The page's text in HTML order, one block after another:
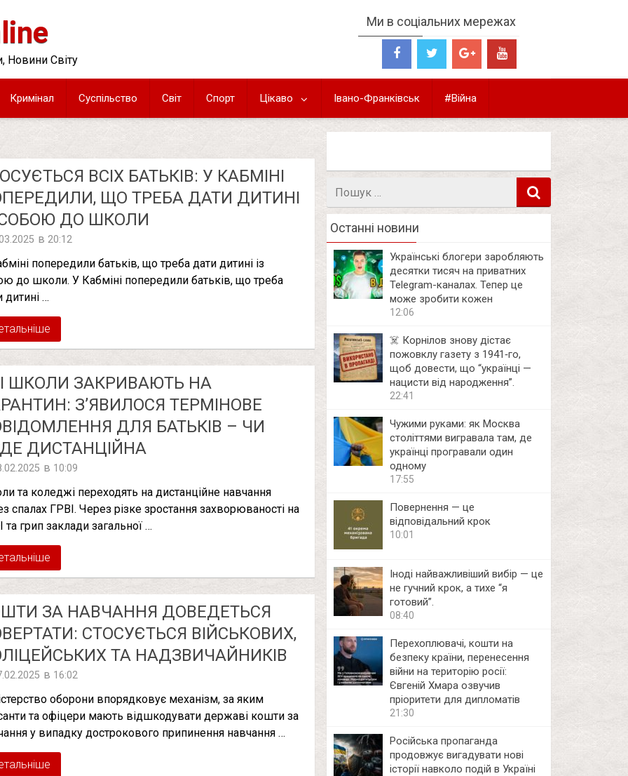
Новини Світу
Ми в соціальних мережах
Кримінал Суспільство Світ Спорт Цікаво Івано-Франківськ #Війна
ВСІХ БАТЬКІВ: У КАБМІНІ
ЩО ТРЕБА ДАТИ ДИТИНІ
СОБОЮ ДО ШКОЛИ
в 20:12
попередили батьків, що треба дати дитині із
до школи. У Кабміні попередили батьків, що треба
дитині …
ШКОЛИ ЗАКРИВАЮТЬ НА
З’ЯВИЛОСЯ ТЕРМІНОВЕ
ДЛЯ БАТЬКІВ – ЧИ
ДИСТАНЦІЙНА
в 10:09
та коледжі переходять на дистанційне навчання
спалах ГРВІ. Через різке зростання захворюваності на
та грип заклади загальної …
ЗА НАВЧАННЯ ДОВЕДЕТЬСЯ
СТОСУЄТЬСЯ ВІЙСЬКОВИХ,
ТА НАДЗВИЧАЙНИКІВ
в 16:02
оборони впорядковує механізм, за яким
та офіцери мають відшкодувати державі кошти за
у випадку дострокового припинення навчання …
Останні новини
Українські блогери заробляють
десятки тисяч на приватних
Telegram-каналах. Тепер це
може зробити кожен
12:06
☠️ Корнілов знову дістає
пожовклу газету з 1941‑го,
щоб довести, що “українці —
нацисти від народження”.
22:41
Чужими руками: як Москва
століттями вигравала там, де
українці програвали один
одному
17:55
Повернення — це
відповідальний крок
10:01
Іноді найважливіший вибір — це
не гучний крок, а тихе “я
готовий”.
08:40
Перехоплювачі, кошти на
безпеку країни, перенесення
війни на територію росії:
Євгеній Хмара озвучив
пріоритети для дипломатів
21:30
Російська пропаганда
продовжує вигадувати нові
історії навколо подій в Україні